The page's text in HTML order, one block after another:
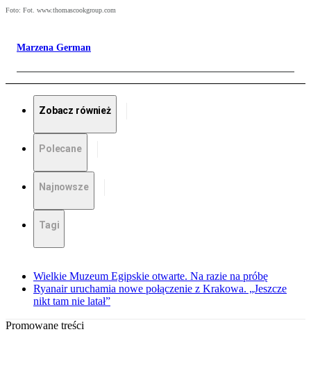
Foto: Fot. www.thomascookgroup.com
Marzena German
Zobacz również
Polecane
Najnowsze
Tagi
Wielkie Muzeum Egipskie otwarte. Na razie na próbę
Ryanair uruchamia nowe połączenie z Krakowa. „Jeszcze
nikt tam nie latał”
Promowane treści